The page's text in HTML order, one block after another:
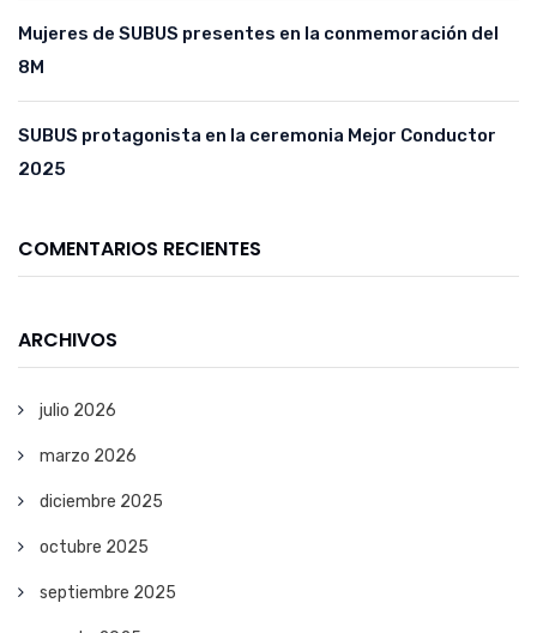
Mujeres de SUBUS presentes en la conmemoración del
8M
SUBUS protagonista en la ceremonia Mejor Conductor
2025
COMENTARIOS RECIENTES
ARCHIVOS
julio 2026
marzo 2026
diciembre 2025
octubre 2025
septiembre 2025